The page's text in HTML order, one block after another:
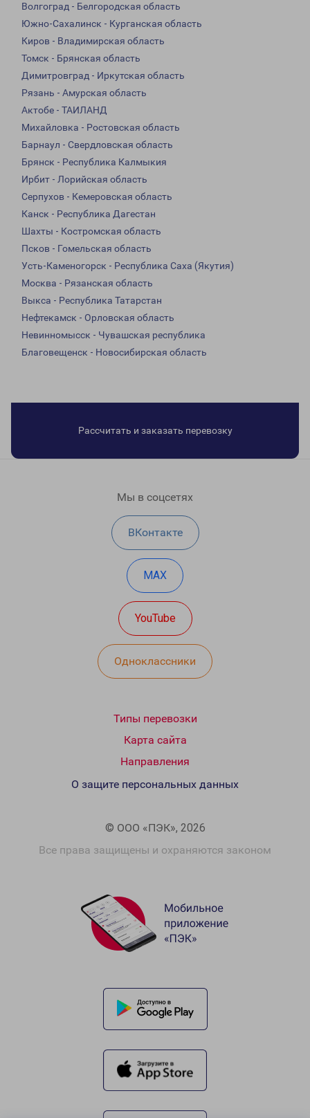
Волгоград - Белгородская область
Южно-Сахалинск - Курганская область
Киров - Владимирская область
Томск - Брянская область
Димитровград - Иркутская область
Рязань - Амурская область
Актобе - ТАИЛАНД
Михайловка - Ростовская область
Барнаул - Свердловская область
Брянск - Республика Калмыкия
Ирбит - Лорийская область
Серпухов - Кемеровская область
Канск - Республика Дагестан
Шахты - Костромская область
Псков - Гомельская область
Усть-Каменогорск - Республика Саха (Якутия)
Москва - Рязанская область
Выкса - Республика Татарстан
Нефтекамск - Орловская область
Невинномысск - Чувашская республика
Благовещенск - Новосибирская область
Рассчитать и заказать перевозку
Мы в соцсетях
ВКонтакте
MAX
YouTube
Одноклассники
Типы перевозки
Карта сайта
Направления
© ООО «ПЭК», 2026
Все права защищены и охраняются законом
О защите персональных данных